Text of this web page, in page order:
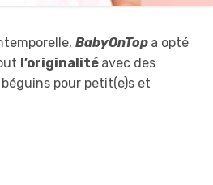
BabyOnTop a opté
l’originalité avec des
pour petit(e)s et